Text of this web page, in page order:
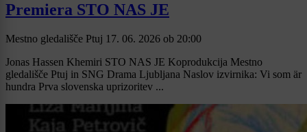
Premiera STO NAS JE
Mestno gledališče Ptuj 17. 06. 2026 ob 20:00
Jonas Hassen Khemiri STO NAS JE Koprodukcija Mestno
gledališče Ptuj in SNG Drama Ljubljana Naslov izvirnika: Vi som är
hundra Prva slovenska uprizoritev ...